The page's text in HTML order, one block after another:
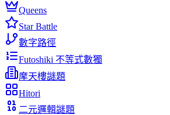
Queens
Star Battle
數字路徑
Futoshiki 不等式數獨
摩天樓謎題
Hitori
二元邏輯謎題